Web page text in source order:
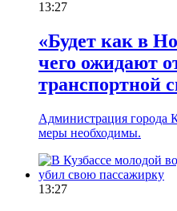
13:27
«Будет как в
чего ожидают
транспортной
Администрация города
меры необходимы.
13:27